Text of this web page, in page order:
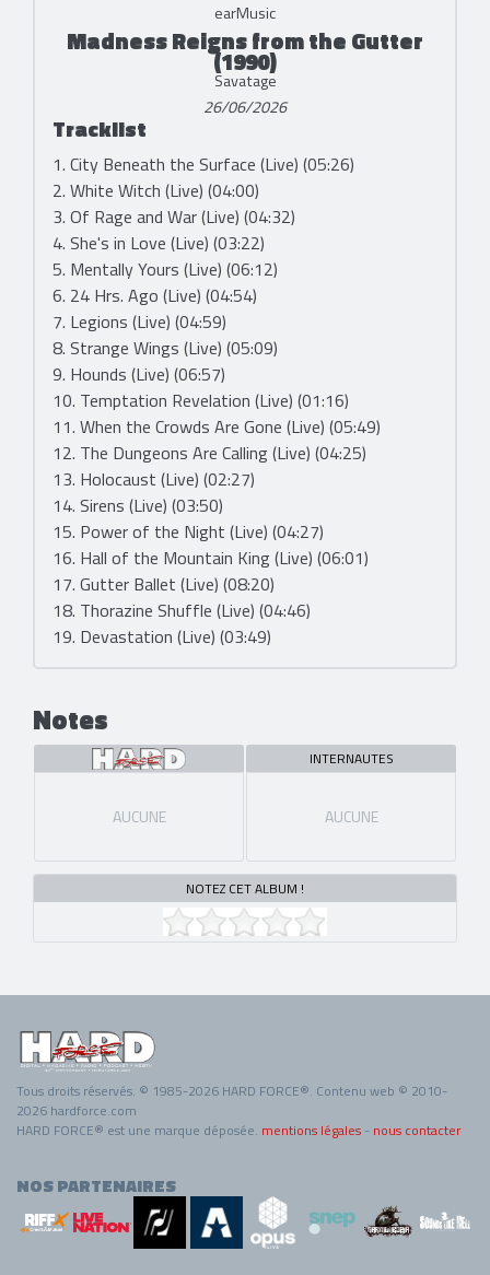
earMusic
Madness Reigns from the Gutter
(1990)
Savatage
26/06/2026
Tracklist
1. City Beneath the Surface (Live) (05:26)
2. White Witch (Live) (04:00)
3. Of Rage and War (Live) (04:32)
4. She's in Love (Live) (03:22)
5. Mentally Yours (Live) (06:12)
6. 24 Hrs. Ago (Live) (04:54)
7. Legions (Live) (04:59)
8. Strange Wings (Live) (05:09)
9. Hounds (Live) (06:57)
10. Temptation Revelation (Live) (01:16)
11. When the Crowds Are Gone (Live) (05:49)
12. The Dungeons Are Calling (Live) (04:25)
13. Holocaust (Live) (02:27)
14. Sirens (Live) (03:50)
15. Power of the Night (Live) (04:27)
16. Hall of the Mountain King (Live) (06:01)
17. Gutter Ballet (Live) (08:20)
18. Thorazine Shuffle (Live) (04:46)
19. Devastation (Live) (03:49)
Notes
AUCUNE
INTERNAUTES
AUCUNE
NOTEZ CET ALBUM !
Tous droits réservés. © 1985-2026 HARD FORCE®. Contenu web © 2010-
2026 hardforce.com
HARD FORCE® est une marque déposée. mentions légales - nous contacter
NOS PARTENAIRES